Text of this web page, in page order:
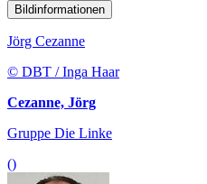
Bildinformationen
Jörg Cezanne
© DBT / Inga Haar
Cezanne, Jörg
Gruppe Die Linke
()